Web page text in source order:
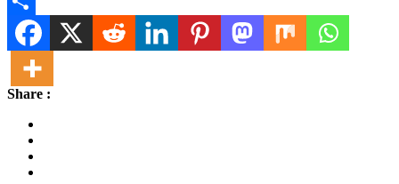
Share
Share :